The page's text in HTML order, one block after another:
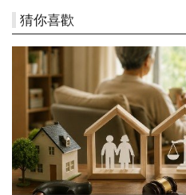
猜你喜歡